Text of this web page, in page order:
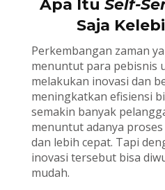
Apa Itu Self-
Saja
Perkembangan zaman
menuntut para pebisnis
melakukan inovasi dan
meningkatkan efisiensi
semakin banyak
menuntut adanya
dan lebih cepat. Tapi
inovasi tersebut bisa
mudah.